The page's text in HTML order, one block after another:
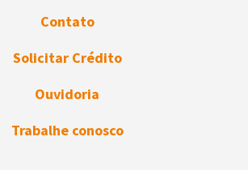
Contato
Solicitar Crédito
Ouvidoria
Trabalhe conosco